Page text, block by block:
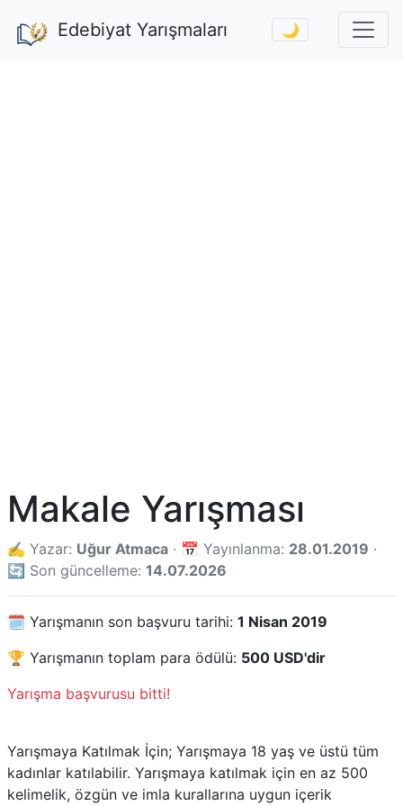
Edebiyat Yarışmaları 🌙
Makale Yarışması
✍️ Yazar: Uğur Atmaca · 📅 Yayınlanma: 28.01.2019 ·
🔄 Son güncelleme: 14.07.2026
🗓️ Yarışmanın son başvuru tarihi: 1 Nisan 2019
🏆 Yarışmanın toplam para ödülü: 500 USD'dir
Yarışma başvurusu bitti!
Yarışmaya Katılmak İçin; Yarışmaya 18 yaş ve üstü tüm
kadınlar katılabilir. Yarışmaya katılmak için en az 500
kelimelik, özgün ve imla kurallarına uygun içerik